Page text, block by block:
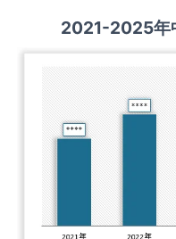
2021-2025年